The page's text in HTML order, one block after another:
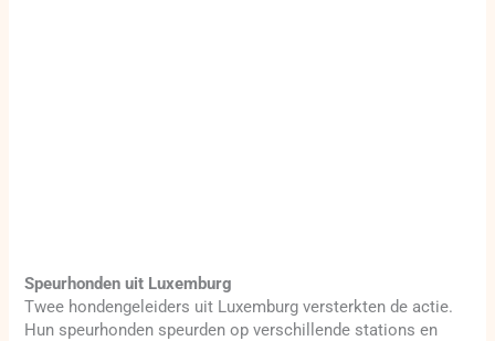
Speurhonden uit Luxemburg
Twee hondengeleiders uit Luxemburg versterkten de actie.
Hun speurhonden speurden op verschillende stations en